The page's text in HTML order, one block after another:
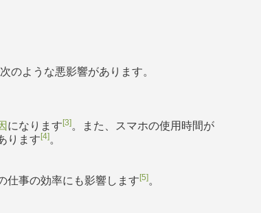
のような悪影響があります。
になります[3]。また、スマホの使用時間が
ります[4]。
仕事の効率にも影響します[5]。